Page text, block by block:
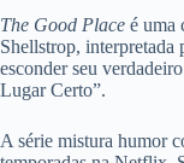
The Good Place é uma
Shellstrop, interpretada
esconder seu
Lugar Certo”.
A série mistura humor